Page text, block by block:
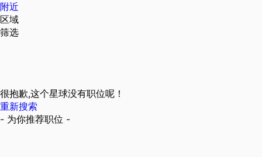
附近
区域
筛选
很抱歉,这个星球没有职位呢！
重新搜索
- 为你推荐职位 -